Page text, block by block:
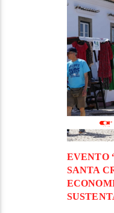
EVENTO
SANTA